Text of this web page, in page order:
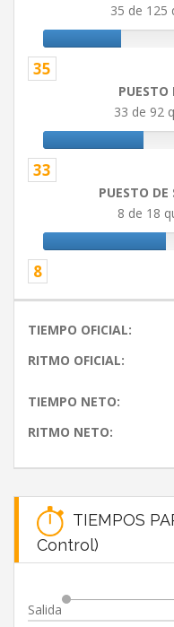
35 de 125
35
PUESTO
33 de 92
33
PUESTO DE
8 de 18
8
TIEMPO OFICIAL:
RITMO OFICIAL:
TIEMPO NETO:
RITMO NETO:
TIEMPOS
Control)
Salida